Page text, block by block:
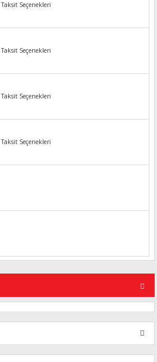
Taksit Seçenekleri
Taksit Seçenekleri
Taksit Seçenekleri
Taksit Seçenekleri